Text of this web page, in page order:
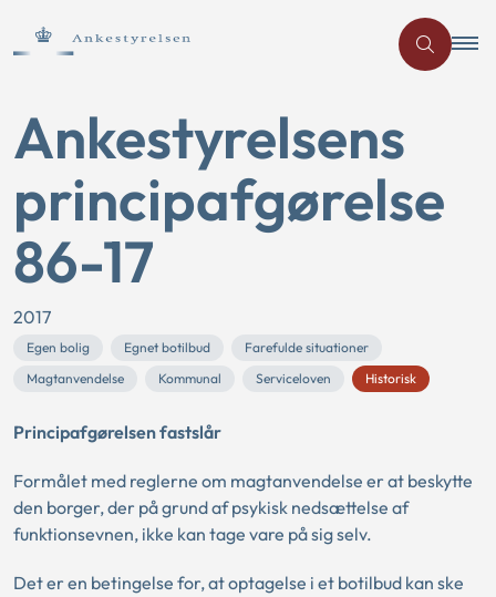
Ankestyrelsens
principafgørelse
86-17
2017
Egen bolig Egnet botilbud
Farefulde situationer
Magtanvendelse
Kommunal Serviceloven Historisk
Principafgørelsen fastslår
Formålet med reglerne om magtanvendelse er at beskytte
den borger, der på grund af psykisk nedsættelse af
funktionsevnen, ikke kan tage vare på sig selv.
Det er en betingelse for, at optagelse i et botilbud kan ske